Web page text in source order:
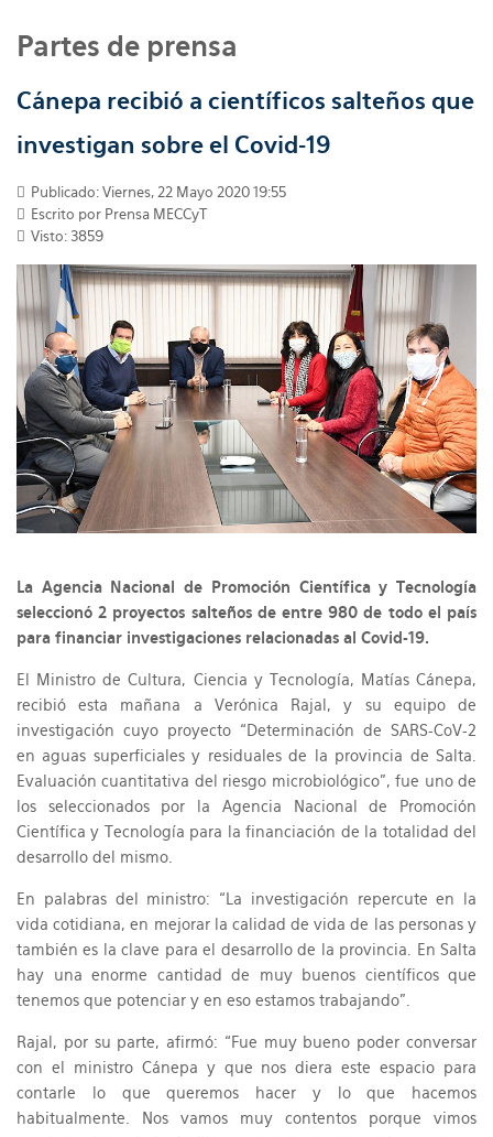
Partes de prensa
Cánepa recibió a científicos salteños que
investigan sobre el Covid-19
Publicado: Viernes, 22 Mayo 2020 19:55
Escrito por Prensa MECCyT
Visto: 3859
La Agencia Nacional de Promoción Científica y Tecnología
seleccionó 2 proyectos salteños de entre 980 de todo el país
para financiar investigaciones relacionadas al Covid-19.
El Ministro de Cultura, Ciencia y Tecnología, Matías Cánepa,
recibió esta mañana a Verónica Rajal, y su equipo de
investigación cuyo proyecto “Determinación de SARS-CoV-2
en aguas superficiales y residuales de la provincia de Salta.
Evaluación cuantitativa del riesgo microbiológico”, fue uno de
los seleccionados por la Agencia Nacional de Promoción
Científica y Tecnología para la financiación de la totalidad del
desarrollo del mismo.
En palabras del ministro: “La investigación repercute en la
vida cotidiana, en mejorar la calidad de vida de las personas y
también es la clave para el desarrollo de la provincia. En Salta
hay una enorme cantidad de muy buenos científicos que
tenemos que potenciar y en eso estamos trabajando”.
Rajal, por su parte, afirmó: “Fue muy bueno poder conversar
con el ministro Cánepa y que nos diera este espacio para
contarle lo que queremos hacer y lo que hacemos
habitualmente. Nos vamos muy contentos porque vimos